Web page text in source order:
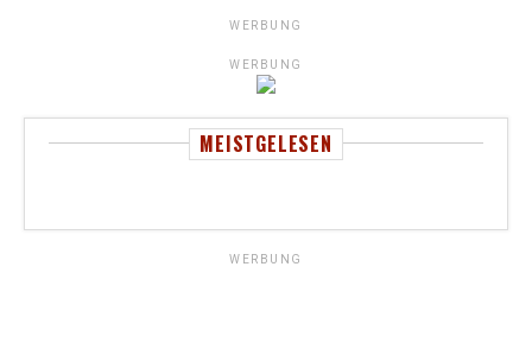
WERBUNG
WERBUNG
MEISTGELESEN
WERBUNG